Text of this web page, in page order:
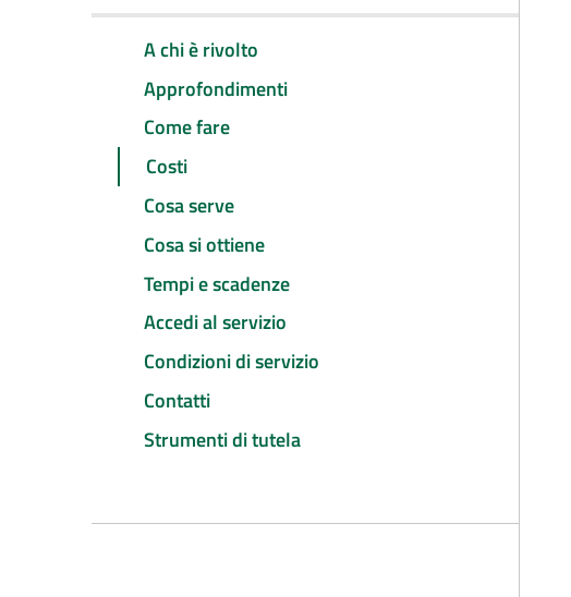
A chi è rivolto
Approfondimenti
Come fare
Costi
Cosa serve
Cosa si ottiene
Tempi e scadenze
Accedi al servizio
Condizioni di servizio
Contatti
Strumenti di tutela